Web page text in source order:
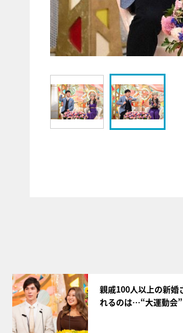
親戚100人以上の新婚
れるのは…“大運動会”